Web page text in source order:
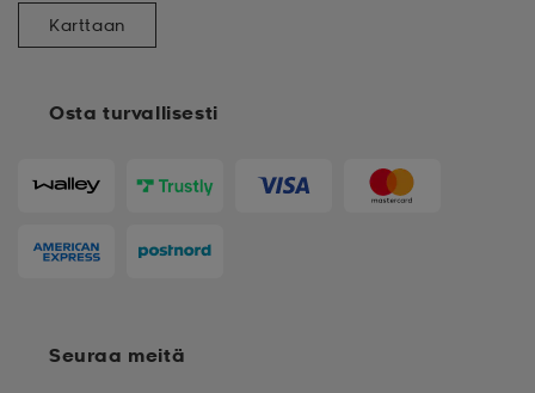
Osta turvallisesti
Karttaan
Seuraa meitä